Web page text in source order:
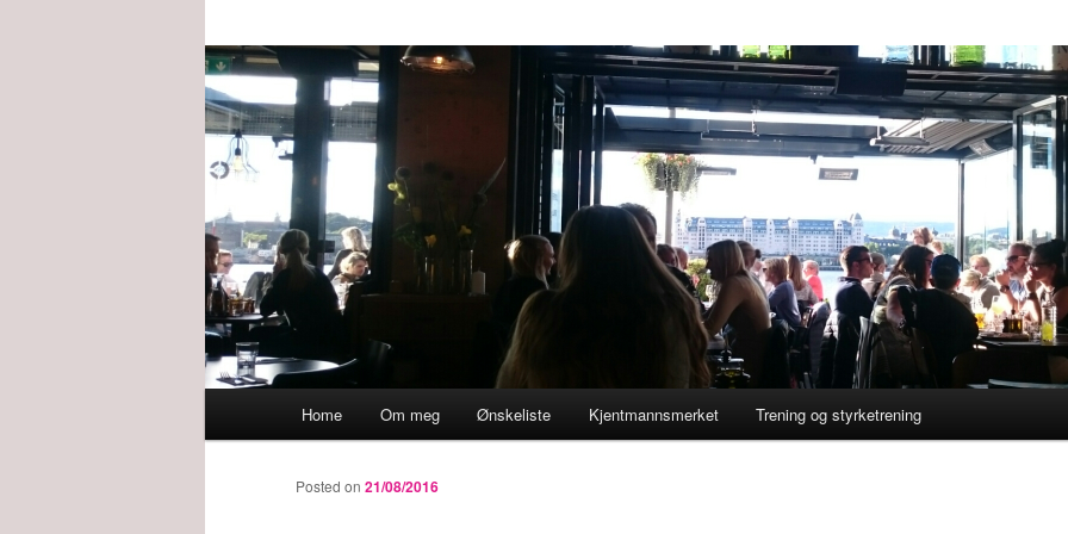
Home Om meg Ønskeliste Kjentmannsmerket Trening og styrketrening
Posted on 21/08/2016